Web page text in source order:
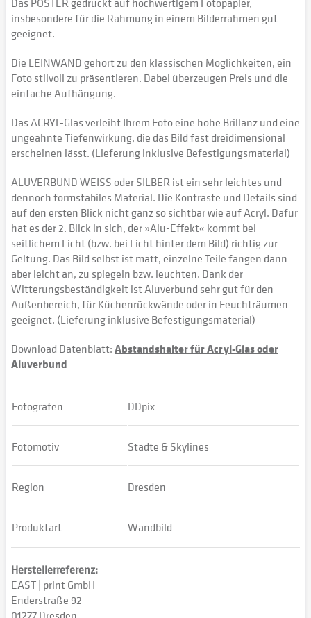
insbesondere für die Rahmung in einem Bilderrahmen gut
geeignet.
Die LEINWAND gehört zu den klassischen Möglichkeiten, ein
Foto stilvoll zu präsentieren. Dabei überzeugen Preis und die
einfache Aufhängung.
Das ACRYL-Glas verleiht Ihrem Foto eine hohe Brillanz und eine
ungeahnte Tiefenwirkung, die das Bild fast dreidimensional
erscheinen lässt. (Lieferung inklusive Befestigungsmaterial)
ALUVERBUND WEISS oder SILBER ist ein sehr leichtes und
dennoch formstabiles Material. Die Kontraste und Details sind
auf den ersten Blick nicht ganz so sichtbar wie auf Acryl. Dafür
hat es der 2. Blick in sich, der »Alu-Effekt« kommt bei
seitlichem Licht (bzw. bei Licht hinter dem Bild) richtig zur
Geltung. Das Bild selbst ist matt, einzelne Teile fangen dann
aber leicht an, zu spiegeln bzw. leuchten. Dank der
Witterungsbeständigkeit ist Aluverbund sehr gut für den
Außenbereich, für Küchenrückwände oder in Feuchträumen
geeignet. (Lieferung inklusive Befestigungsmaterial)
Download Datenblatt:Abstandshalter für Acryl-Glas oder
Aluverbund
Fotografen DDpix
Fotomotiv Städte & Skylines
Region Dresden
Produktart Wandbild
Herstellerreferenz:
EAST | print GmbH
Enderstraße 92